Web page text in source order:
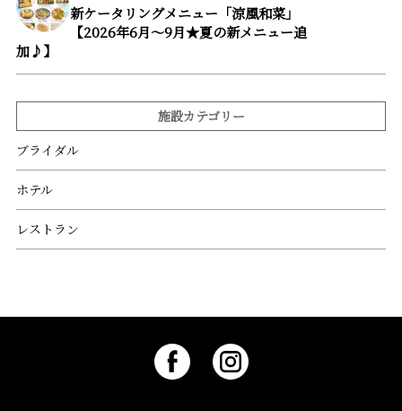
新ケータリングメニュー「涼風和菜」
【2026年6月～9月★夏の新メニュー追
加♪】
施設カテゴリー
ブライダル
ホテル
レストラン